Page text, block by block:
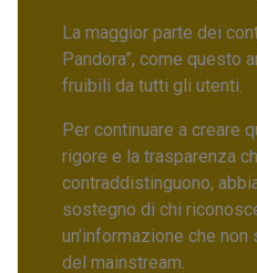
La maggior parte dei
Pandora”, come questo
fruibili da tutti gli utenti.
Per continuare a creare
rigore e la trasparenza
contraddistinguono,
sostegno di chi
un’informazione che
del mainstream.